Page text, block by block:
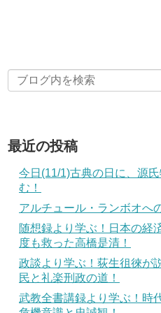
最近の投稿
今日(11/1)古典の日に、源
む！
アルチュール・ランボオへ
随想録より学ぶ！日本の経
度も救った高橋是清！
政談より学ぶ！荻生徂徠が
民と礼楽刑政の道！
武教全書講録より学ぶ！時